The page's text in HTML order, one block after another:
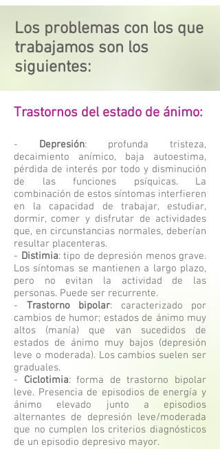
Los problemas con los que
trabajamos son los
siguientes:
Trastornos del estado de ánimo:
- Depresión: profunda tristeza,
decaimiento anímico, baja autoestima,
pérdida de interés por todo y disminución
de las funciones psíquicas. La
combinación de estos síntomas interfieren
en la capacidad de trabajar, estudiar,
dormir, comer y disfrutar de actividades
que, en circunstancias normales, deberían
resultar placenteras.
- Distimia: tipo de depresión menos grave.
Los síntomas se mantienen a largo plazo,
pero no evitan la actividad de las
personas. Puede ser recurrente.
- Trastorno bipolar: caracterizado por
cambios de humor; estados de ánimo muy
altos (manía) que van sucedidos de
estados de ánimo muy bajos (depresión
leve o moderada). Los cambios suelen ser
graduales.
- Ciclotimia: forma de trastorno bipolar
leve. Presencia de episodios de energía y
ánimo elevado junto a episodios
alternantes de depresión leve/moderada
que no cumplen los criterios diagnósticos
de un episodio depresivo mayor.